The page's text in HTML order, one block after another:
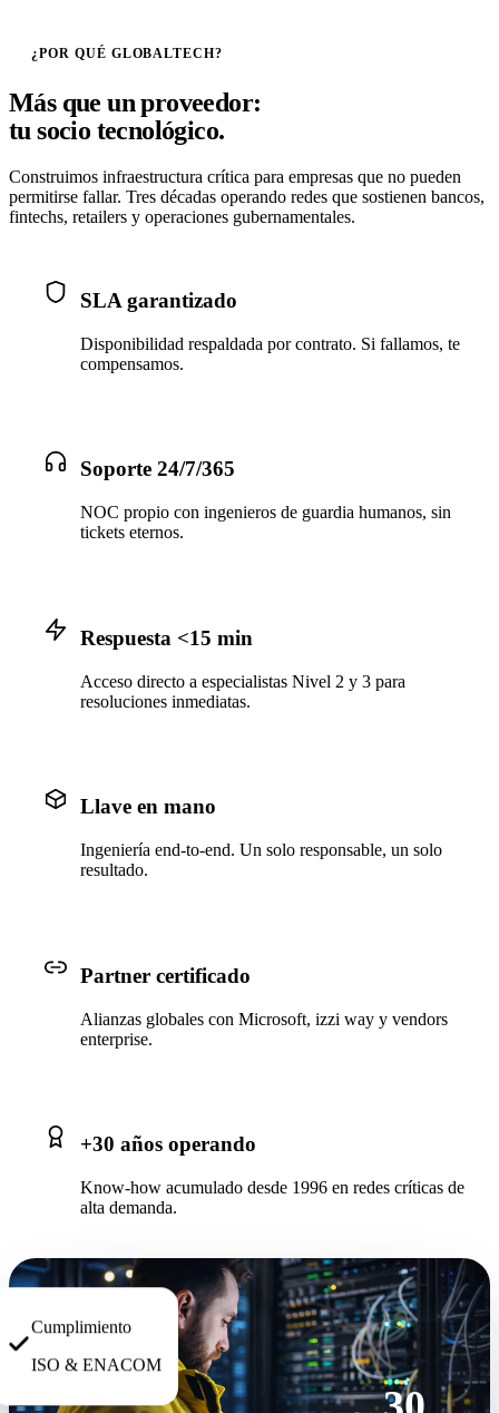
¿POR QUÉ GLOBALTECH?
Más que un proveedor:
tu socio tecnológico.
Construimos infraestructura crítica para empresas que no pueden
permitirse fallar. Tres décadas operando redes que sostienen bancos,
fintechs, retailers y operaciones gubernamentales.
SLA garantizado
Disponibilidad respaldada por contrato. Si fallamos, te
compensamos.
Soporte 24/7/365
NOC propio con ingenieros de guardia humanos, sin
tickets eternos.
Respuesta <15 min
Acceso directo a especialistas Nivel 2 y 3 para
resoluciones inmediatas.
Llave en mano
Ingeniería end-to-end. Un solo responsable, un solo
resultado.
Partner certificado
Alianzas globales con Microsoft, izzi way y vendors
enterprise.
+30 años operando
Know-how acumulado desde 1996 en redes críticas de
alta demanda.
Cumplimiento
ISO & ENACOM